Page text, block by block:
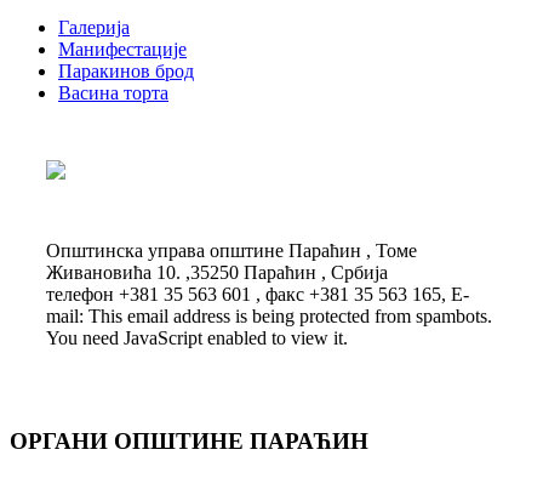
Галерија
Манифестације
Паракинов брод
Васина торта
Општинска управа општине Параћин , Томе
Живановића 10. ,35250 Параћин , Србија
телефон +381 35 563 601 , факс +381 35 563 165, E-
mail: This email address is being protected from spambots.
You need JavaScript enabled to view it.
ОРГАНИ ОПШТИНЕ ПАРАЋИН